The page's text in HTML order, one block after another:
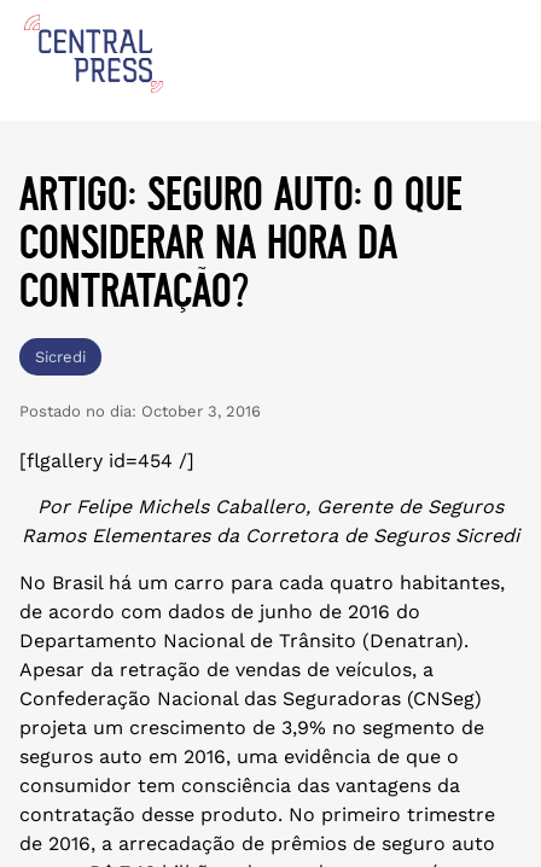
artigo: seguro auto: o que
considerar na hora da
contratação?
Sicredi
Postado no dia: October 3, 2016
[flgallery id=454 /]
Por Felipe Michels Caballero, Gerente de Seguros
Ramos Elementares da Corretora de Seguros Sicredi
No Brasil há um carro para cada quatro habitantes,
de acordo com dados de junho de 2016 do
Departamento Nacional de Trânsito (Denatran).
Apesar da retração de vendas de veículos, a
Confederação Nacional das Seguradoras (CNSeg)
projeta um crescimento de 3,9% no segmento de
seguros auto em 2016, uma evidência de que o
consumidor tem consciência das vantagens da
contratação desse produto. No primeiro trimestre
de 2016, a arrecadação de prêmios de seguro auto